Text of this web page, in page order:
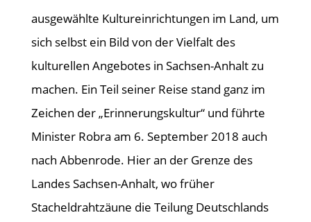
ausgewählte Kultureinrichtungen im Land, um
sich selbst ein Bild von der Vielfalt des
kulturellen Angebotes in Sachsen-Anhalt zu
machen. Ein Teil seiner Reise stand ganz im
Zeichen der „Erinnerungskultur“ und führte
Minister Robra am 6. September 2018 auch
nach Abbenrode. Hier an der Grenze des
Landes Sachsen-Anhalt, wo früher
Stacheldrahtzäune die Teilung Deutschlands